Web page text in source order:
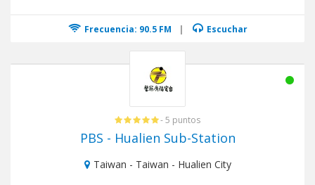
Frecuencia: 90.5 FM | Escuchar
- 5 puntos
PBS - Hualien Sub-Station
Taiwan - Taiwan - Hualien City